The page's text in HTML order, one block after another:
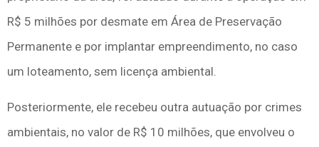
R$ 5 milhões por desmate em Área de Preservação
Permanente e por implantar empreendimento, no caso
um loteamento, sem licença ambiental.
Posteriormente, ele recebeu outra autuação por crimes
ambientais, no valor de R$ 10 milhões, que envolveu o